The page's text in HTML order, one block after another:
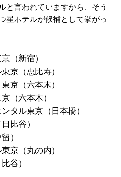
と言われていますから、そう
星ホテルが候補として挙がっ
（新宿）
京（恵比寿）
京（六本木）
（六本木）
タル東京（日本橋）
比谷）
）
京（丸の内）
谷）